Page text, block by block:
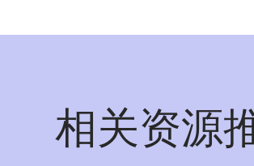
相关资源